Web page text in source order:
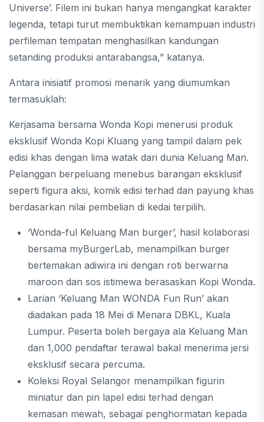
Universe’. Filem ini bukan hanya mengangkat karakter
legenda, tetapi turut membuktikan kemampuan industri
perfileman tempatan menghasilkan kandungan
setanding produksi antarabangsa,” katanya.
Antara inisiatif promosi menarik yang diumumkan
termasuklah:
Kerjasama bersama Wonda Kopi menerusi produk
eksklusif Wonda Kopi Kluang yang tampil dalam pek
edisi khas dengan lima watak dari dunia Keluang Man.
Pelanggan berpeluang menebus barangan eksklusif
seperti figura aksi, komik edisi terhad dan payung khas
berdasarkan nilai pembelian di kedai terpilih.
‘Wonda-ful Keluang Man burger’, hasil kolaborasi
bersama myBurgerLab, menampilkan burger
bertemakan adiwira ini dengan roti berwarna
maroon dan sos istimewa berasaskan Kopi Wonda.
Larian ‘Keluang Man WONDA Fun Run’ akan
diadakan pada 18 Mei di Menara DBKL, Kuala
Lumpur. Peserta boleh bergaya ala Keluang Man
dan 1,000 pendaftar terawal bakal menerima jersi
eksklusif secara percuma.
Koleksi Royal Selangor menampilkan figurin
miniatur dan pin lapel edisi terhad dengan
kemasan mewah, sebagai penghormatan kepada